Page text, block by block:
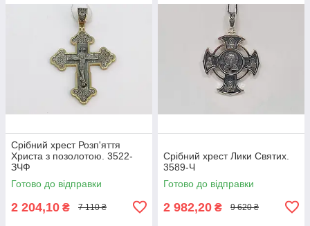
Срібний хрест Розп'яття
Христа з позолотою. 3522-
ЗЧФ
Готово до відправки
2 204,10 ₴ 7 110 ₴
Срібний хрест Лики Святих.
3589-Ч
Готово до відправки
2 982,20 ₴ 9 620 ₴